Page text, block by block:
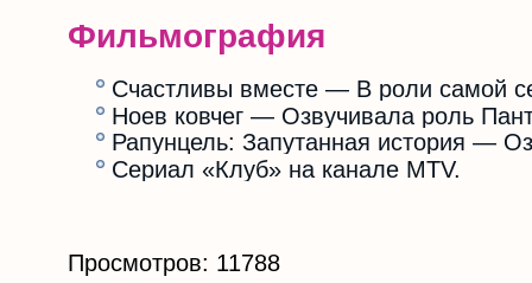
Фильмография
Счастливы вместе — В роли самой
Ноев ковчег — Озвучивала роль
Рапунцель: Запутанная история —
Сериал «Клуб» на канале MTV.
Просмотров: 11788